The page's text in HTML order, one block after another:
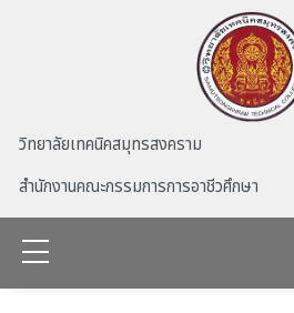
วิทยาลัยเทคนิคสมุทรสงคราม
สำนักงานคณะกรรมการการอาชีวศึกษา